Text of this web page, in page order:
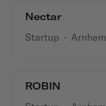
Nectar
Startup · Arnhem
ROBIN